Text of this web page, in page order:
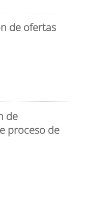
de ofertas
de
proceso de